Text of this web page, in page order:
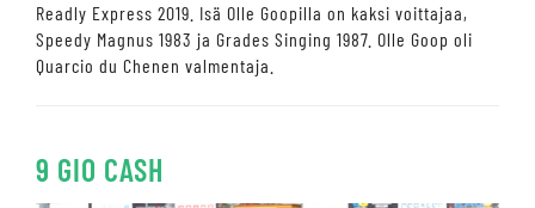
Readly Express 2019. Isä Olle Goopilla on kaksi voittajaa,
Speedy Magnus 1983 ja Grades Singing 1987. Olle Goop oli
Quarcio du Chenen valmentaja.
9 GIO CASH